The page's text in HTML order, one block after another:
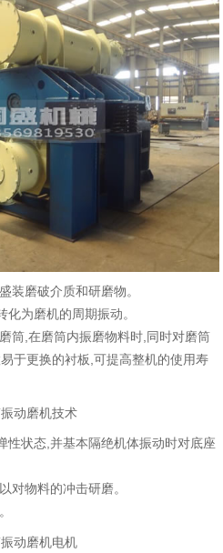
破介质和研磨物。
为磨机的周期振动。
筒,在磨筒内振磨物料时,同时对磨筒
于更换的衬板,可提高整机的使用寿
性状态,并基本隔绝机体振动时对底座
料的冲击研磨。